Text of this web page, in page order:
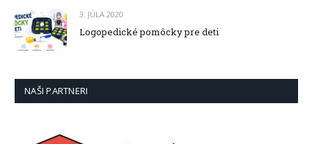
3. JÚLA 2020
Logopedické pomôcky pre deti
NAŠI PARTNERI